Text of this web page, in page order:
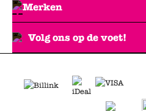
Merken
Volg ons op de voet!